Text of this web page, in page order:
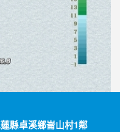
縣卓溪鄉崙山村1鄰